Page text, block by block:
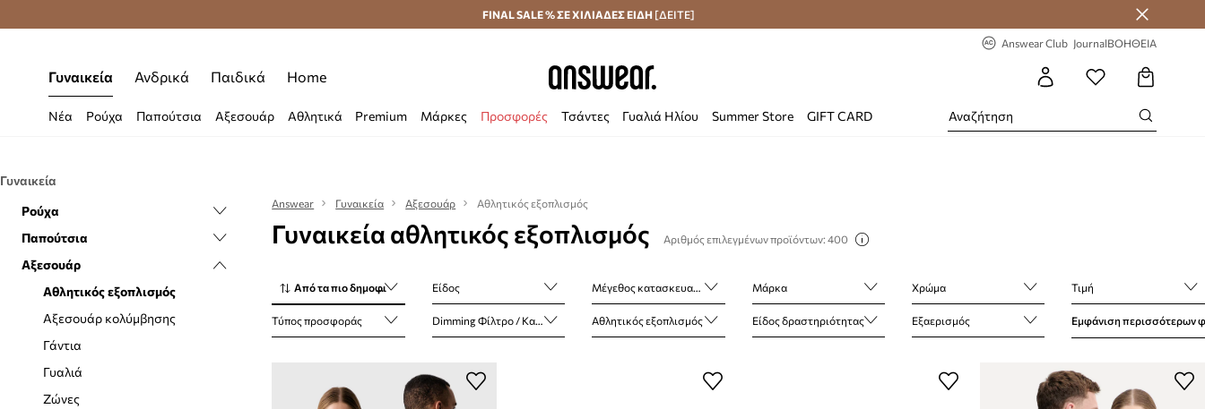
Αποστολή σε 24 ώρες Εξοικονομήστε με το Answear Club
FINAL SALE % ΣΕ ΧΙΛΙΑΔΕΣ ΕΙΔΗ [ΔΕΙΤΕ]
Answear Club JournalΒΟΗΘΕΙΑ
Γυναικεία Ανδρικά Παιδικά Home
Νέα Ρούχα Παπούτσια Αξεσουάρ Αθλητικά Premium Μάρκες Προσφορές Τσάντες Γυαλιά Ηλίου Summer Store GIFT CARD
Γυναικεία
Ρούχα
Εσώρουχα
Κάλτσες
Ισοθερμικά εσώρουχα
Μαγιό
Μπλούζες και πουκάμισα
Μπουφάν
Ολόσωμες φόρμες
Παπούτσια
Casual και μοκασίνια
Sneakers
Αθλητικά
Αξεσουάρ και φροντίδα
Γαλότσες
Εσπαντρίγιες
Αξεσουάρ
Αθλητικός εξοπλισμός
Αξεσουάρ κολύμβησης
Γάντια
Γυαλιά
Ζώνες
Answear Γυναικεία Αξεσουάρ Αθλητικός εξοπλισμός
Γυναικεία αθλητικός εξοπλισμός Αριθμός επιλεγμένων προϊόντων: 400
Από τα πιο δημοφιλή Είδος Μέγεθος κατασκευαστή Μάρκα Χρώμα Τιμή
Τύπος προσφοράς Dimming Φίλτρο / Κατηγορία Αθλητικός εξοπλισμός Είδος δραστηριότητας Εξαερισμός Εμφάνιση περισσότερων